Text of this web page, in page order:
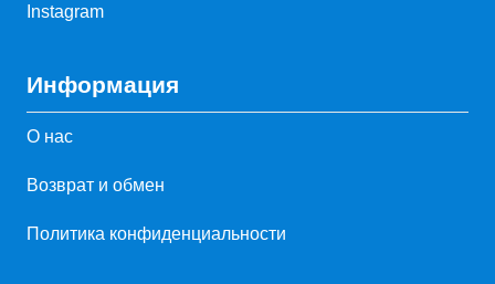
Instagram
Информация
О нас
Возврат и обмен
Политика конфиденциальности